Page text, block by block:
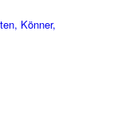
Könner,